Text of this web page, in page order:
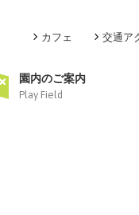
園内のご案内
Play Field
カフェ 交通ア